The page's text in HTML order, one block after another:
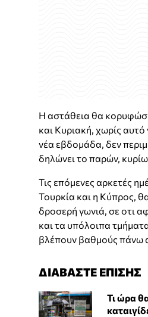
Η αστάθεια θα
και Κυριακή, χωρίς αυτό
νέα εβδομάδα, δεν
δηλώνει το παρών,
Τις επόμενες αρκετές
Τουρκία και η Κύπρος,
δροσερή γωνιά, σε οτι
και τα υπόλοιπα
βλέπουν βαθμούς πάνω
ΔΙΑΒΑΣΤΕ ΕΠΙΣΗΣ
Τι ώρα